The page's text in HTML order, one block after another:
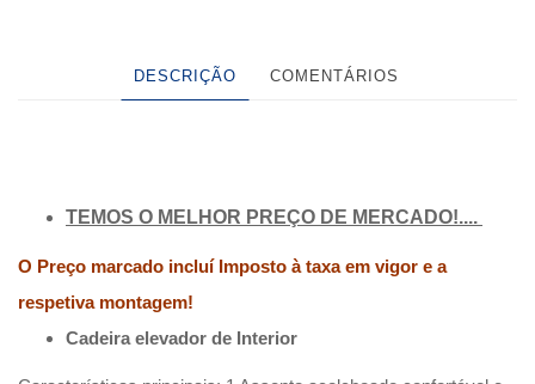
DESCRIÇÃO COMENTÁRIOS
TEMOS O MELHOR PREÇO DE MERCADO!....
O Preço marcado incluí Imposto à taxa em vigor e a
respetiva montagem!
Cadeira elevador de Interior